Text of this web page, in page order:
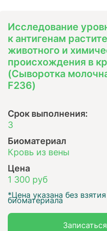
Исследование
к антигенам
животного и
происхождения в
(Сыворотка
F236)
Срок выполнения:
3
Биоматериал
Кровь из вены
Цена
1 300 руб
*Цена указана без взятия
биоматериала
Записаться